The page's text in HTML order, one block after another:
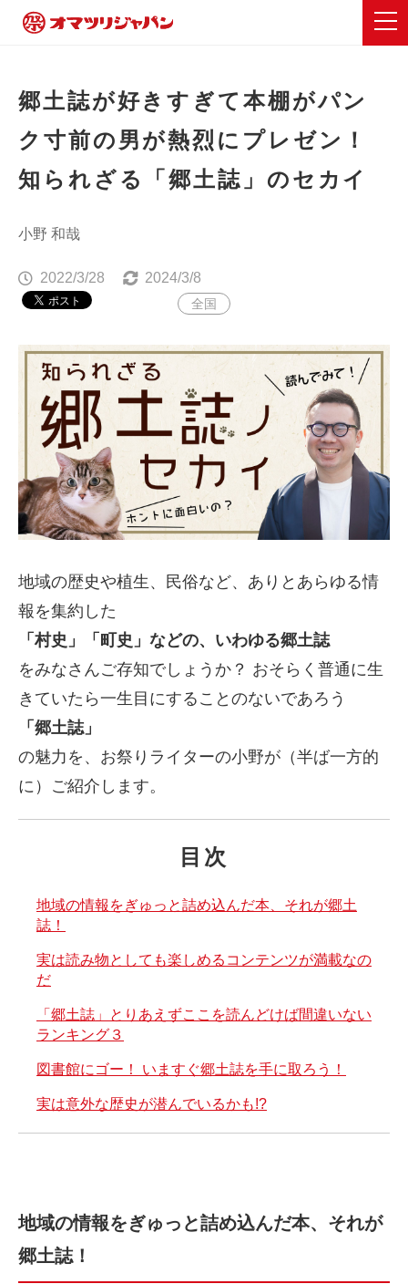
郷土誌が好きすぎて本棚がパン
ク寸前の男が熱烈にプレゼン！
知られざる「郷土誌」のセカイ
小野 和哉
2022/3/28 2024/3/8
全国
地域の歴史や植生、民俗など、ありとあらゆる情
報を集約した
「村史」「町史」などの、いわゆる郷土誌
をみなさんご存知でしょうか？ おそらく普通に生
きていたら一生目にすることのないであろう
「郷土誌」
の魅力を、お祭りライターの小野が（半ば一方的
に）ご紹介します。
目次
地域の情報をぎゅっと詰め込んだ本、それが郷土
誌！
実は読み物としても楽しめるコンテンツが満載なの
だ
「郷土誌」とりあえずここを読んどけば間違いない
ランキング３
図書館にゴー！ いますぐ郷土誌を手に取ろう！
実は意外な歴史が潜んでいるかも!?
地域の情報をぎゅっと詰め込んだ本、それが
郷土誌！